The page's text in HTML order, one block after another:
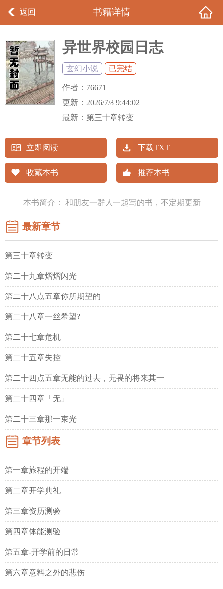
返回 书籍详情
异世界校园日志
玄幻小说 已完结
作者： 76671
更新： 2026/7/8 9:44:02
最新： 第三十章转变
立即阅读 下载TXT
收藏本书 推荐本书
本书简介： 和朋友一群人一起写的书，不定期更新
最新章节
第三十章转变
第二十九章熠熠闪光
第二十八点五章你所期望的
第二十八章一丝希望?
第二十七章危机
第二十五章失控
第二十四点五章无能的过去，无畏的将来其一
第二十四章「无」
第二十三章那一束光
章节列表
第一章旅程的开端
第二章开学典礼
第三章资历测验
第四章体能测验
第五章-开学前的日常
第六章意料之外的悲伤